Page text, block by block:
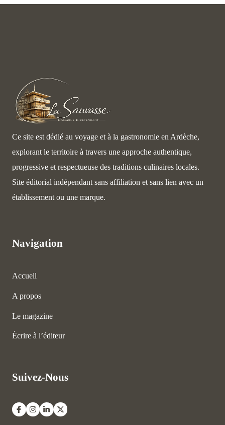
Ce site est dédié au voyage et à la gastronomie en Ardèche,
explorant le territoire à travers une approche authentique,
progressive et respectueuse des traditions culinaires locales.
Site éditorial indépendant sans affiliation et sans lien avec un
établissement ou une marque.
Navigation
Accueil
A propos
Le magazine
Écrire à l’éditeur
Suivez-Nous